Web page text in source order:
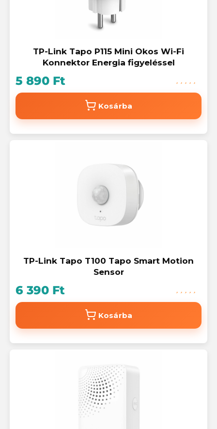
TP-Link Tapo P115 Mini Okos Wi-Fi
Konnektor Energia figyeléssel
5 890 Ft
Kosárba
TP-Link Tapo T100 Tapo Smart Motion
Sensor
6 390 Ft
Kosárba